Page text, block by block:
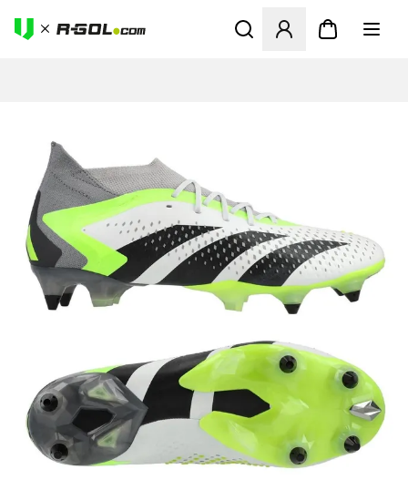
Megnyit egy modált a